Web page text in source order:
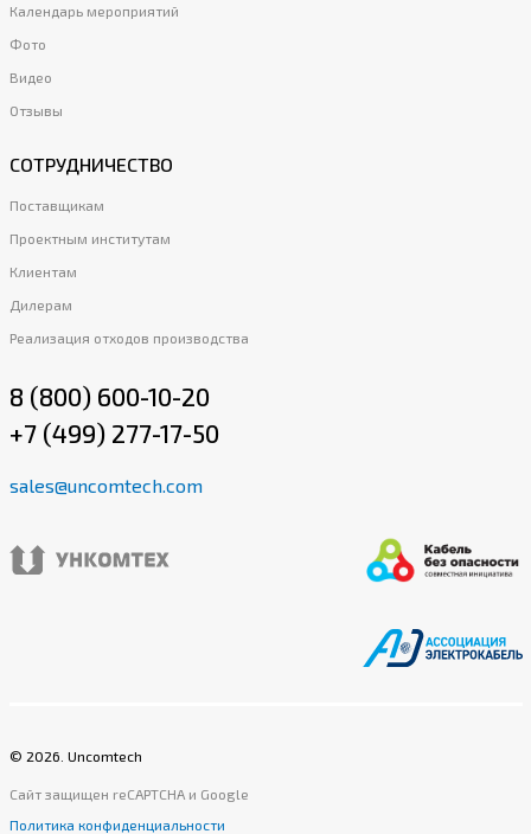
Календарь мероприятий
Фото
Видео
Отзывы
СОТРУДНИЧЕСТВО
Поставщикам
Проектным институтам
Клиентам
Дилерам
Реализация отходов производства
8 (800) 600-10-20
+7 (499) 277-17-50
sales@uncomtech.com
© 2026 . Uncomtech
Сайт защищен reCAPTCHA и Google
Политика конфиденциальности